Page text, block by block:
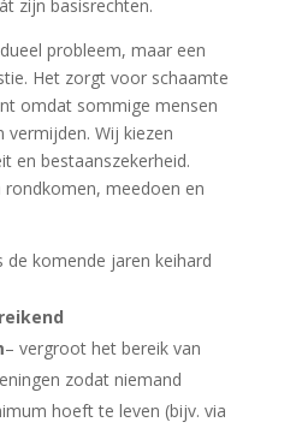
zijn basisrechten.
probleem, maar een
Het zorgt voor schaamte
omdat sommige mensen
vermijden. Wij kiezen
en bestaanszekerheid.
meedoen en
komende jaren keihard
– vergroot het bereik van
zodat niemand
hoeft te leven (bijv. via